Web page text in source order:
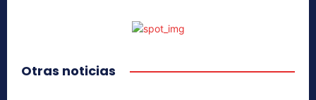
Otras noticias